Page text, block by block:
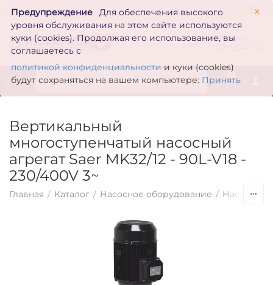
×
Предупреждение
Для обеспечения высокого
уровня обслуживания на этом сайте используются
куки (cookies). Продолжая его использование, вы
соглашаетесь с
политикой конфиденциальности и куки (cookies)
будут сохраняться на вашем компьютере: Принять
zakaz@inmarkon.ru
0
Вертикальный
многоступенчатый насосный
агрегат Saer MK32/12 - 90L-V18 -
230/400V 3~
Главная / Каталог / Насосное оборудование / Насосы по